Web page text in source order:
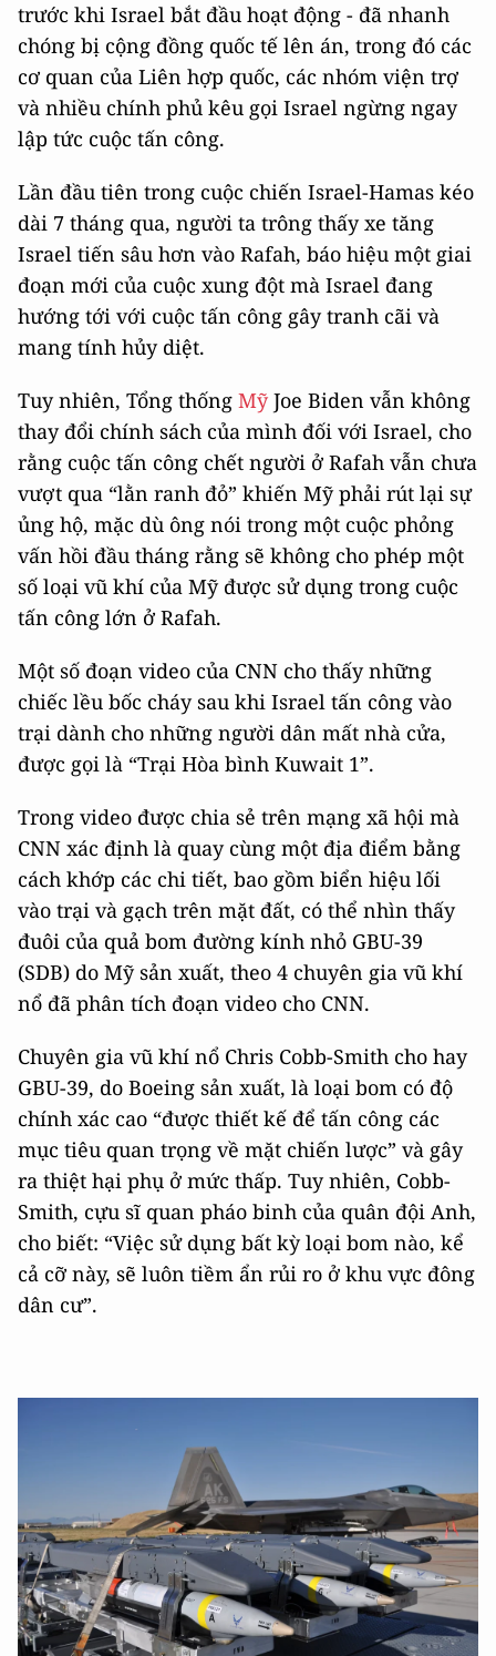
trước khi Israel bắt đầu hoạt động - đã nhanh
chóng bị cộng đồng quốc tế lên án, trong đó các
cơ quan của Liên hợp quốc, các nhóm viện trợ
và nhiều chính phủ kêu gọi Israel ngừng ngay
lập tức cuộc tấn công.
Lần đầu tiên trong cuộc chiến Israel-Hamas kéo
dài 7 tháng qua, người ta trông thấy xe tăng
Israel tiến sâu hơn vào Rafah, báo hiệu một giai
đoạn mới của cuộc xung đột mà Israel đang
hướng tới với cuộc tấn công gây tranh cãi và
mang tính hủy diệt.
Tuy nhiên, Tổng thống Mỹ Joe Biden vẫn không
thay đổi chính sách của mình đối với Israel, cho
rằng cuộc tấn công chết người ở Rafah vẫn chưa
vượt qua “lằn ranh đỏ” khiến Mỹ phải rút lại sự
ủng hộ, mặc dù ông nói trong một cuộc phỏng
vấn hồi đầu tháng rằng sẽ không cho phép một
số loại vũ khí của Mỹ được sử dụng trong cuộc
tấn công lớn ở Rafah.
Một số đoạn video của CNN cho thấy những
chiếc lều bốc cháy sau khi Israel tấn công vào
trại dành cho những người dân mất nhà cửa,
được gọi là “Trại Hòa bình Kuwait 1”.
Trong video được chia sẻ trên mạng xã hội mà
CNN xác định là quay cùng một địa điểm bằng
cách khớp các chi tiết, bao gồm biển hiệu lối
vào trại và gạch trên mặt đất, có thể nhìn thấy
đuôi của quả bom đường kính nhỏ GBU-39
(SDB) do Mỹ sản xuất, theo 4 chuyên gia vũ khí
nổ đã phân tích đoạn video cho CNN.
Chuyên gia vũ khí nổ Chris Cobb-Smith cho hay
GBU-39, do Boeing sản xuất, là loại bom có độ
chính xác cao “được thiết kế để tấn công các
mục tiêu quan trọng về mặt chiến lược” và gây
ra thiệt hại phụ ở mức thấp. Tuy nhiên, Cobb-
Smith, cựu sĩ quan pháo binh của quân đội Anh,
cho biết: “Việc sử dụng bất kỳ loại bom nào, kể
cả cỡ này, sẽ luôn tiềm ẩn rủi ro ở khu vực đông
dân cư”.